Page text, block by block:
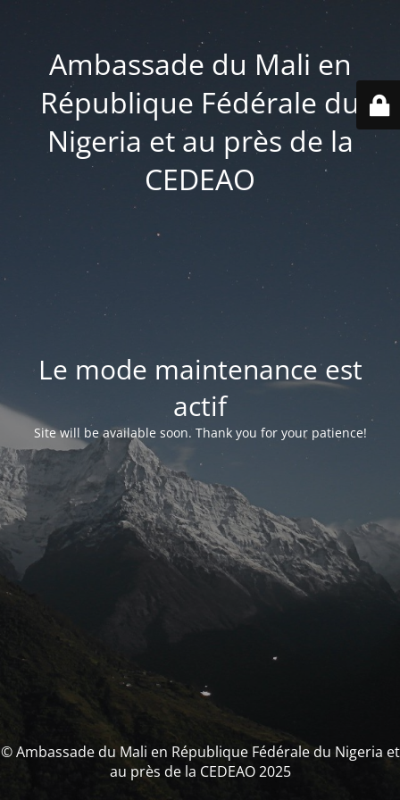
Ambassade du Mali en
République Fédérale du
Nigeria et au près de la
CEDEAO
Le mode maintenance est
actif
Site will be available soon. Thank you for your patience!
© Ambassade du Mali en République Fédérale du Nigeria et
au près de la CEDEAO 2025